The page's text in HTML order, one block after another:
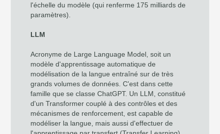
l'échelle du modèle (qui renferme 175 milliards de
paramètres).
LLM
Acronyme de Large Language Model, soit un
modèle d'apprentissage automatique de
modélisation de la langue entraîné sur de très
grands volumes de données. C'est dans cette
famille que se classe ChatGPT. Un LLM, constitué
d'un Transformer couplé à des contrôles et des
mécanismes de renforcement, est capable de
modéliser la langue, mais aussi d'effectuer de